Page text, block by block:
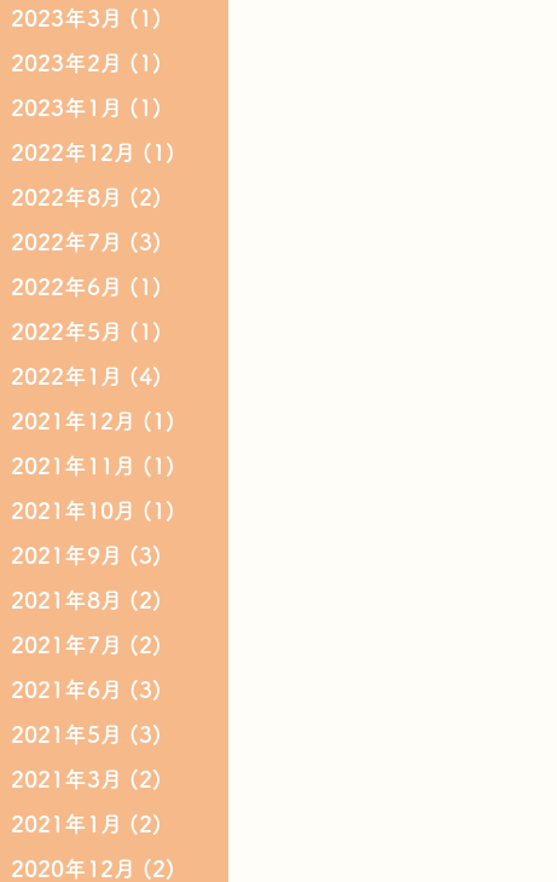
2023年3月 (1)
2023年2月 (1)
2023年1月 (1)
2022年12月 (1)
2022年8月 (2)
2022年7月 (3)
2022年6月 (1)
2022年5月 (1)
2022年1月 (4)
2021年12月 (1)
2021年11月 (1)
2021年10月 (1)
2021年9月 (3)
2021年8月 (2)
2021年7月 (2)
2021年6月 (3)
2021年5月 (3)
2021年3月 (2)
2021年1月 (2)
2020年12月 (2)